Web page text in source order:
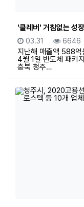
'클레버' 거침없는 성
등록일
03.31 조회
6646
지난해 매출액 588억
4월 1일 반도체 패키
충북 청주…